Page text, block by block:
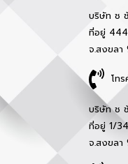
บริษัท ช
ที่อยู่
จ.สงขลา
โท
บริษัท ช
ที่อยู่ 1/
จ.สงขลา